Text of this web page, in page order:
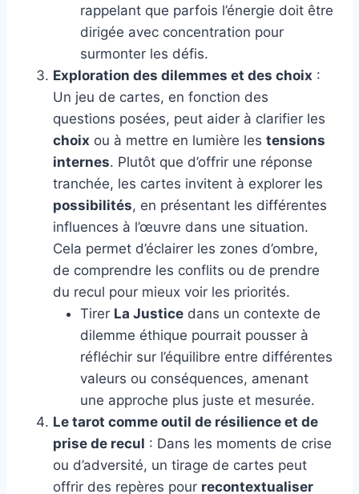
rappelant que parfois l’énergie doit être
dirigée avec concentration pour
surmonter les défis.
Exploration des dilemmes et des choix :
Un jeu de cartes, en fonction des
questions posées, peut aider à clarifier les
choix ou à mettre en lumière les tensions
internes. Plutôt que d’offrir une réponse
tranchée, les cartes invitent à explorer les
possibilités, en présentant les différentes
influences à l’œuvre dans une situation.
Cela permet d’éclairer les zones d’ombre,
de comprendre les conflits ou de prendre
du recul pour mieux voir les priorités.
Tirer La Justice dans un contexte de
dilemme éthique pourrait pousser à
réfléchir sur l’équilibre entre différentes
valeurs ou conséquences, amenant
une approche plus juste et mesurée.
Le tarot comme outil de résilience et de
prise de recul : Dans les moments de crise
ou d’adversité, un tirage de cartes peut
offrir des repères pour recontextualiser